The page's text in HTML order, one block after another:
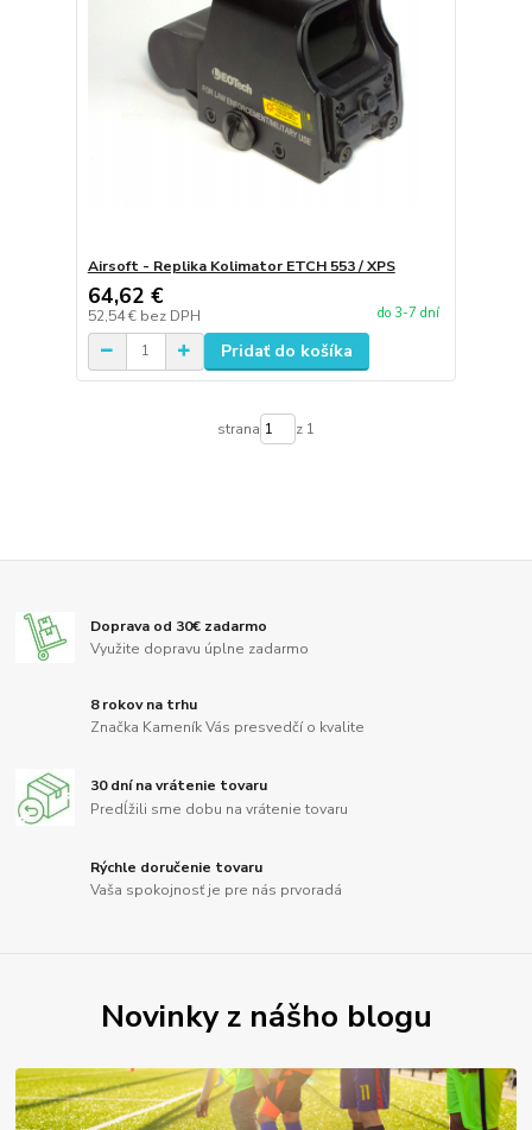
Airsoft - Replika Kolimator ETCH 553 / XPS
64,62 €
52,54 € bez DPH do 3-7 dní
Pridať do košíka
strana z 1
Doprava od 30€ zadarmo
Využite dopravu úplne zadarmo
8 rokov na trhu
Značka Kameník Vás presvedčí o kvalite
30 dní na vrátenie tovaru
Predĺžili sme dobu na vrátenie tovaru
Rýchle doručenie tovaru
Vaša spokojnosť je pre nás prvoradá
Novinky z nášho blogu